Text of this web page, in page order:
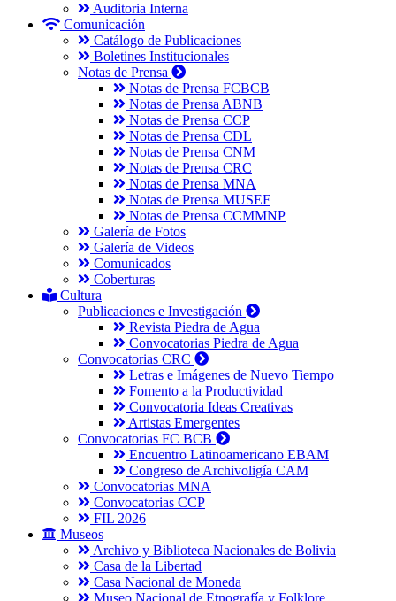
Auditoria Interna
Comunicación
Catálogo de Publicaciones
Boletines Institucionales
Notas de Prensa
Notas de Prensa FCBCB
Notas de Prensa ABNB
Notas de Prensa CCP
Notas de Prensa CDL
Notas de Prensa CNM
Notas de Prensa CRC
Notas de Prensa MNA
Notas de Prensa MUSEF
Notas de Prensa CCMMNP
Galería de Fotos
Galería de Videos
Comunicados
Coberturas
Cultura
Publicaciones e Investigación
Revista Piedra de Agua
Convocatorias Piedra de Agua
Convocatorias CRC
Letras e Imágenes de Nuevo Tiempo
Fomento a la Productividad
Convocatoria Ideas Creativas
Artistas Emergentes
Convocatorias FC BCB
Encuentro Latinoamericano EBAM
Congreso de Archivoligía CAM
Convocatorias MNA
Convocatorias CCP
FIL 2026
Museos
Archivo y Biblioteca Nacionales de Bolivia
Casa de la Libertad
Casa Nacional de Moneda
Museo Nacional de Etnografía y Folklore